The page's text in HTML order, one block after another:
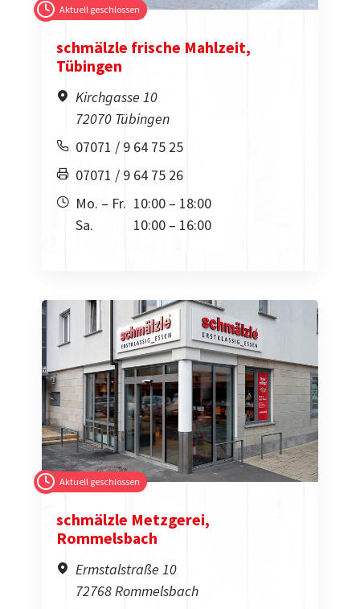
Aktuell geschlossen
schmälzle frische Mahlzeit,
Tübingen
Kirchgasse 10
72070 Tübingen
07071 / 9 64 75 25
07071 / 9 64 75 26
Mo. – Fr. 10:00 – 18:00
Sa.
10:00 – 16:00
Aktuell geschlossen
schmälzle Metzgerei,
Rommelsbach
Ermstalstraße 10
72768 Rommelsbach